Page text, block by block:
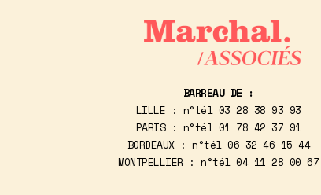
BARREAU DE :
LILLE : n°tél 03 28 38 93 93
PARIS : n°tél 01 78 42 37 91
BORDEAUX : n°tél06 32 46 15 44
MONTPELLIER : n°tél04 11 28 00 67